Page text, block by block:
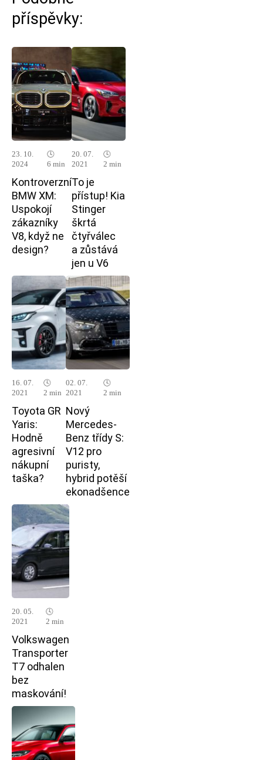
příspěvky:
23. 10.
2024
🕓
6 min
Kontroverzní
BMW XM:
Uspokojí
zákazníky
V8, když ne
design?
20. 07.
2021
🕓
2 min
To je
přístup! Kia
Stinger
škrtá
čtyřválec
a zůstává
jen u V6
16. 07.
2021
🕓
2 min
Toyota GR
Yaris:
Hodně
agresivní
nákupní
taška?
02. 07.
2021
🕓
2 min
Nový
Mercedes-
Benz třídy S:
V12 pro
puristy,
hybrid potěší
ekonadšence
20. 05.
2021
🕓
2 min
Volkswagen
Transporter
T7 odhalen
bez
maskování!